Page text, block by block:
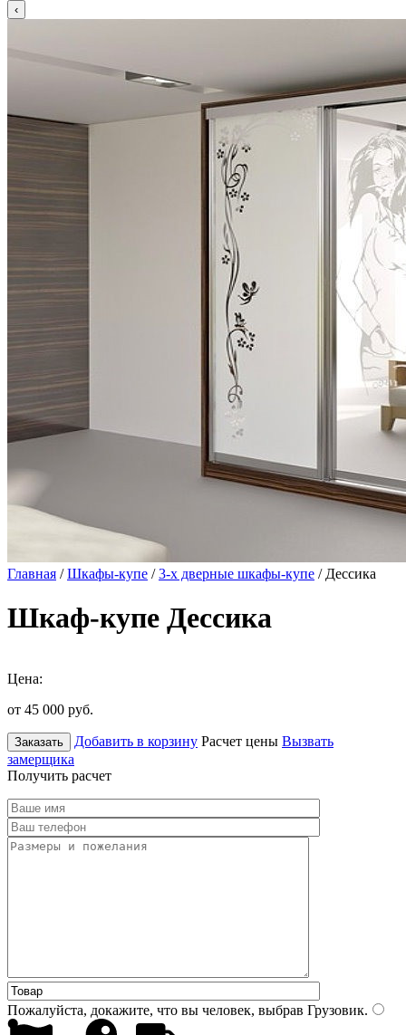
Главная /Шкафы-купе /3-х дверные шкафы-купе / Дессика
Шкаф-купе Дессика
Цена:
от 45 000 руб.
Заказать Добавить в корзину Расчет цены Вызвать
замерщика
Получить расчет
Пожалуйста, докажите, что вы человек, выбрав Грузовик.